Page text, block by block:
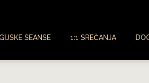
SEANSE 1:1 SREČANJA